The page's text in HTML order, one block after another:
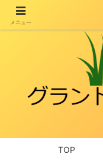
TOP
メニュー